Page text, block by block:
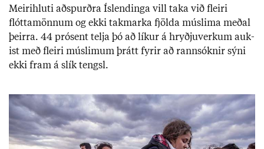
Meiri­hluti að­spurðra Ís­lend­inga vill taka við fleiri
flótta­mönn­um og ekki tak­marka fjölda múslima með­al
þeirra. 44 pró­sent telja þó að lík­ur á hryðju­verk­um auk­
ist með fleiri múslim­um þrátt fyr­ir að rann­sókn­ir sýni
ekki fram á slík tengsl.